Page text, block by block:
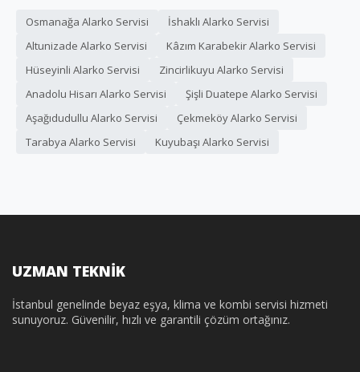
Osmanağa Alarko Servisi
İshaklı Alarko Servisi
Altunizade Alarko Servisi
Kâzım Karabekir Alarko Servisi
Hüseyinli Alarko Servisi
Zincirlikuyu Alarko Servisi
Anadolu Hisarı Alarko Servisi
Şişli Duatepe Alarko Servisi
Aşağıdudullu Alarko Servisi
Çekmeköy Alarko Servisi
Tarabya Alarko Servisi
Kuyubaşı Alarko Servisi
UZMAN TEKNİK
İstanbul genelinde beyaz eşya, klima ve kombi servisi hizmeti
sunuyoruz. Güvenilir, hızlı ve garantili çözüm ortağınız.